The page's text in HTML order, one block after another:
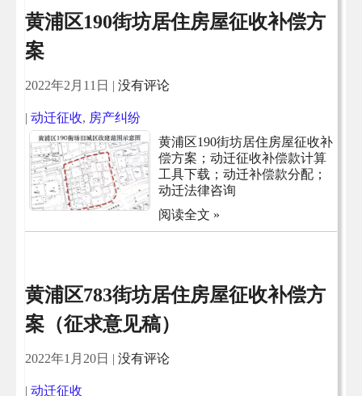
黄浦区190街坊居住房屋征收补偿方
案
2022年2月11日 | 没有评论
| 动迁征收, 房产纠纷
黄浦区190街坊居住房屋征收补
偿方案；动迁征收补偿款计算
工具下载；动迁补偿款分配；
动迁法律咨询
阅读全文 »
黄浦区783街坊居住房屋征收补偿方
案（征求意见稿）
2022年1月20日 | 没有评论
| 动迁征收